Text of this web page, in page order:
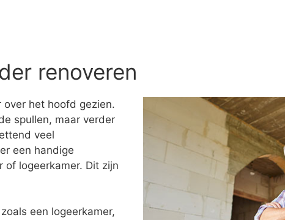
renoveren
het hoofd gezien.
spullen, maar verder
veel
een handige
of logeerkamer. Dit zijn
een logeerkamer,